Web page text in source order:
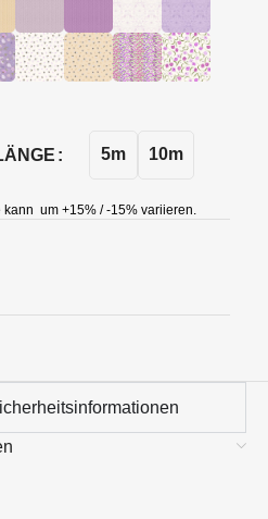
5m 10m
kann um +15% / -15% variieren.